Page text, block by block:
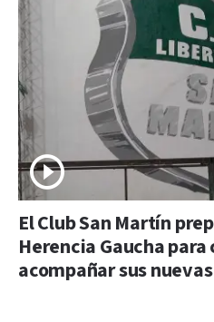
El Club San Martín
Herencia Gaucha para
acompañar sus